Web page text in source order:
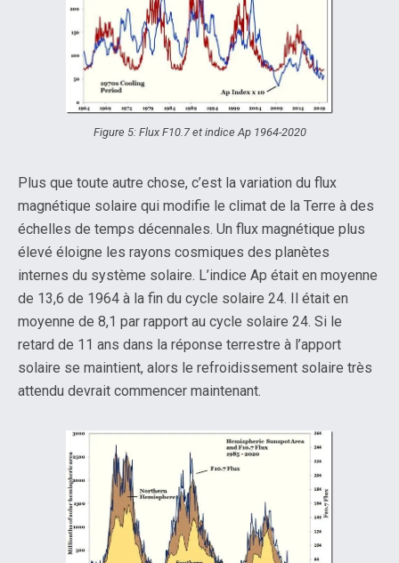
Figure 5: Flux F10.7 et indice Ap 1964-2020
Plus que toute autre chose, c’est la variation du flux
magnétique solaire qui modifie le climat de la Terre à des
échelles de temps décennales. Un flux magnétique plus
élevé éloigne les rayons cosmiques des planètes
internes du système solaire. L’indice Ap était en moyenne
de 13,6 de 1964 à la fin du cycle solaire 24. Il était en
moyenne de 8,1 par rapport au cycle solaire 24. Si le
retard de 11 ans dans la réponse terrestre à l’apport
solaire se maintient, alors le refroidissement solaire très
attendu devrait commencer maintenant.